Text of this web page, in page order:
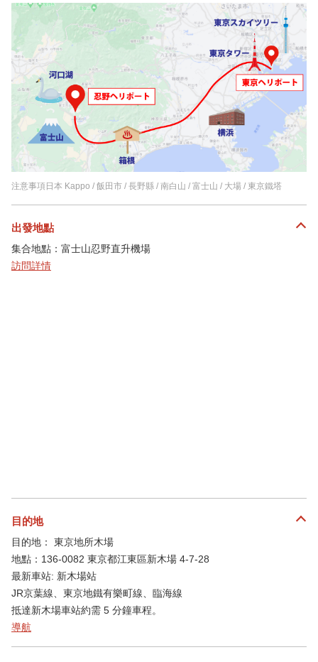
注意事項日本 Kappo / 飯田市 / 長野縣 / 南白山 / 富士山 / 大場 / 東京鐵塔
出發地點
集合地點：富士山忍野直升機場
訪問詳情
目的地
目的地： 東京地所木場
地點：136-0082 東京都江東區新木場 4-7-28
最新車站: 新木場站
JR京葉線、東京地鐵有樂町線、臨海線
抵達新木場車站約需 5 分鐘車程。
導航